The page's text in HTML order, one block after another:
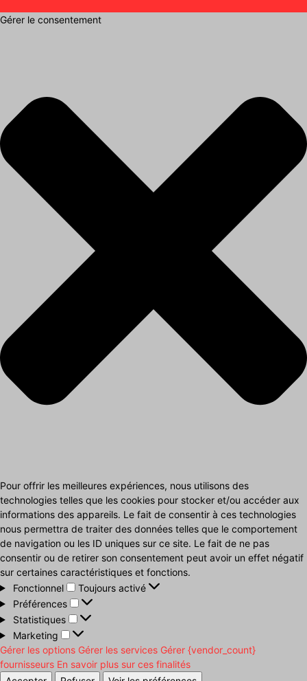
Gérer le consentement
Pour offrir les meilleures expériences, nous utilisons des
technologies telles que les cookies pour stocker et/ou accéder aux
informations des appareils. Le fait de consentir à ces technologies
nous permettra de traiter des données telles que le comportement
de navigation ou les ID uniques sur ce site. Le fait de ne pas
consentir ou de retirer son consentement peut avoir un effet négatif
sur certaines caractéristiques et fonctions.
Fonctionnel
Fonctionnel
Toujours activé
Préférences
Préférences
Statistiques
Statistiques
Marketing
Marketing
Gérer les options Gérer les services Gérer {vendor_count}
fournisseurs En savoir plus sur ces finalités